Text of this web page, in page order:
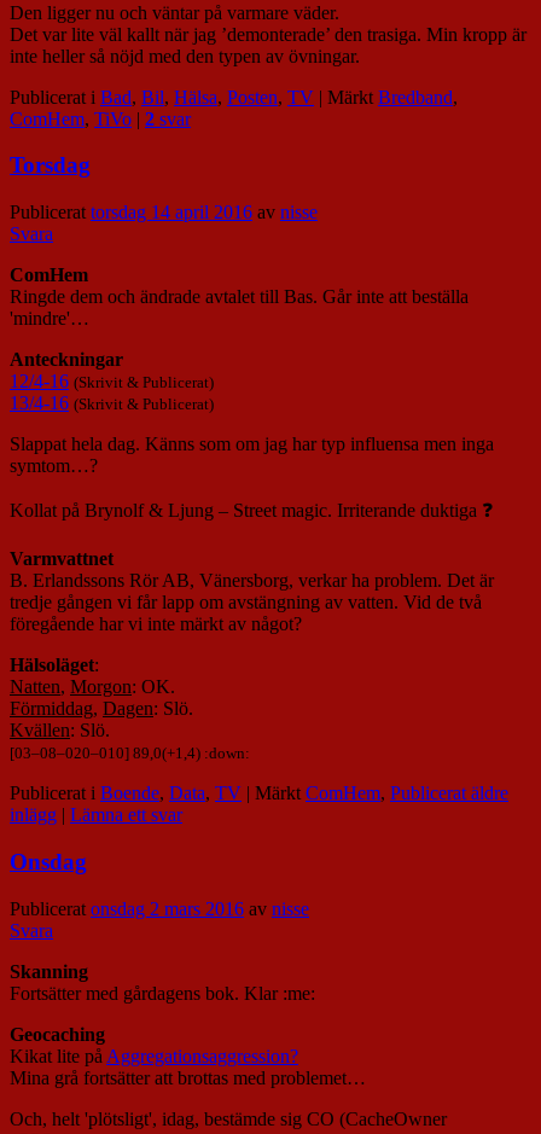
Den ligger nu och väntar på varmare väder.
Det var lite väl kallt när jag ’demonterade’ den trasiga. Min kropp är
inte heller så nöjd med den typen av övningar.
Publicerat i Bad, Bil, Hälsa, Posten, TV | Märkt Bredband,
ComHem, TiVo | 2 svar
Torsdag
Publicerat torsdag 14 april 2016 av nisse
Svara
ComHem
Ringde dem och ändrade avtalet till Bas. Går inte att beställa
'mindre'…
Anteckningar
12/4-16 (Skrivit & Publicerat)
13/4-16 (Skrivit & Publicerat)
Slappat hela dag. Känns som om jag har typ influensa men inga
symtom…?
Kollat på Brynolf & Ljung – Street magic. Irriterande duktiga ❓
Varmvattnet
B. Erlandssons Rör AB, Vänersborg, verkar ha problem. Det är
tredje gången vi får lapp om avstängning av vatten. Vid de två
föregående har vi inte märkt av något?
Hälsoläget:
Natten, Morgon: OK.
Förmiddag, Dagen: Slö.
Kvällen: Slö.
[03–08–020–010] 89,0(+1,4) :down:
Publicerat i Boende, Data, TV | Märkt ComHem, Publicerat äldre
inlägg | Lämna ett svar
Onsdag
Publicerat onsdag 2 mars 2016 av nisse
Svara
Skanning
Fortsätter med gårdagens bok. Klar :me:
Geocaching
Kikat lite på Aggregationsaggression?
Mina grå fortsätter att brottas med problemet…
Och, helt 'plötsligt', idag, bestämde sig CO (CacheOwner